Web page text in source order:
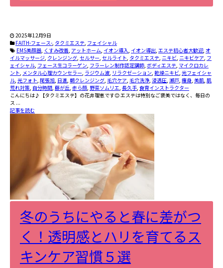
2025年12月9日
FAITH-フェース-, タクミエステ, フェイシャル
EMS美顔器, くすみ改善, アットホーム, イオン導入, イオン導出, エステ初心者大歓迎, オ
イルマッサージ, クレンジング, セルサー, セルライト, タクミエステ, ニキビ, ニキビケア, フ
ェイシャル, フェース生コラーゲン, フラーレン制作認定講師, ボディエステ, マイクロカレ
ント, メンタル心理カウンセラー, ラジウム波, リラクゼーション, 乾燥ニキビ, 光フェイシャ
ル, 光フォト, 尾張旭, 日進, 朝クレンジング, 毛穴ケア, 毛穴洗浄, 浸透圧, 瀬戸, 痩身, 美肌, 肌
荒れ対策, 自分時間, 藤が丘, 赤ら顔, 野菜ソムリエ, 長久手, 食育インストラクター
こんにちは♪【タクミエステ】の花井理恵です😊 エステは特別なご褒美ではなく、毎日の
ス ...
記事を読む
冬のうちにやると春に差がつ
く！透明感とハリを育てるス
キンケア習慣５選